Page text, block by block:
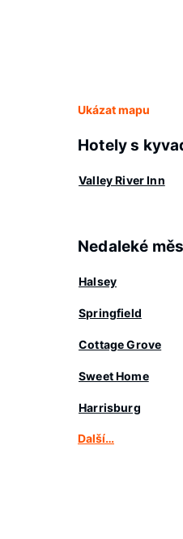
Ukázat mapu
Hotely s
Valley River Inn
Nedaleké
Halsey
Springfield
Cottage Grove
Sweet Home
Harrisburg
Další…